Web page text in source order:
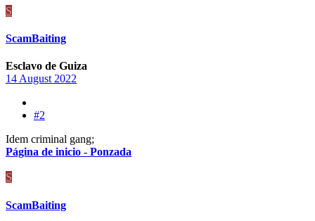
S
ScamBaiting
Esclavo de Guiza
14 August 2022
#2
Idem criminal gang;
Página de inicio - Ponzada
S
ScamBaiting